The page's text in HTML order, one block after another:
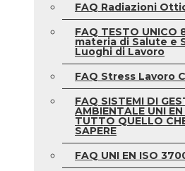
FAQ Radiazioni
FAQ TESTO UNICO
materia di Salute e
Luoghi di Lavoro
FAQ Stress Lavoro
FAQ SISTEMI DI
AMBIENTALE UNI
TUTTO QUELLO
SAPERE
FAQ UNI EN ISO